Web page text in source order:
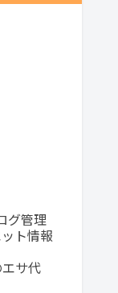
グ管理
ト情報
サ代